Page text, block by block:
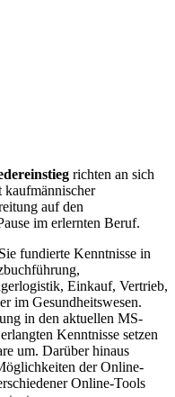
richten an sich
auf den
im erlernten Beruf.
fundierte Kenntnisse in
Einkauf, Vertrieb,
im Gesundheitswesen.
in den aktuellen MS-
Kenntnisse setzen
um. Darüber hinaus
der Online-
Online-Tools